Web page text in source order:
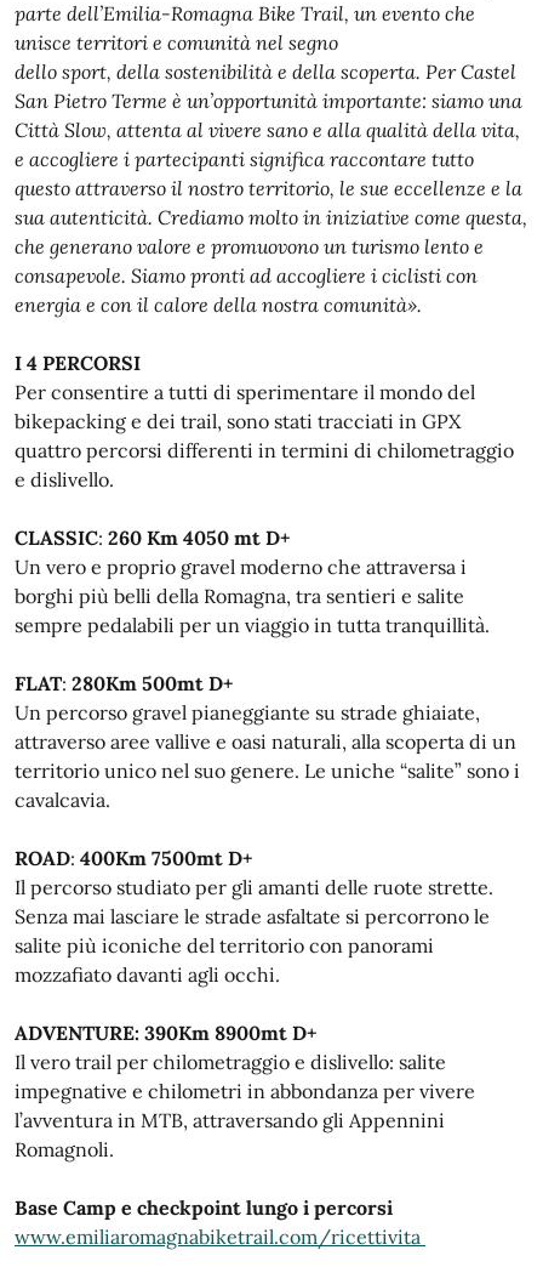
parte dell’Emilia-Romagna Bike Trail, un evento che
unisce territori e comunità nel segno
dello sport, della sostenibilità e della scoperta. Per Castel
San Pietro Terme è un’opportunità importante: siamo una
Città Slow, attenta al vivere sano e alla qualità della vita,
e accogliere i partecipanti significa raccontare tutto
questo attraverso il nostro territorio, le sue eccellenze e la
sua autenticità. Crediamo molto in iniziative come questa,
che generano valore e promuovono un turismo lento e
consapevole. Siamo pronti ad accogliere i ciclisti con
energia e con il calore della nostra comunità».
I 4 PERCORSI
Per consentire a tutti di sperimentare il mondo del
bikepacking e dei trail, sono stati tracciati in GPX
quattro percorsi differenti in termini di chilometraggio
e dislivello.
CLASSIC: 260 Km 4050 mt D+
Un vero e proprio gravel moderno che attraversa i
borghi più belli della Romagna, tra sentieri e salite
sempre pedalabili per un viaggio in tutta tranquillità.
FLAT: 280Km 500mt D+
Un percorso gravel pianeggiante su strade ghiaiate,
attraverso aree vallive e oasi naturali, alla scoperta di un
territorio unico nel suo genere. Le uniche “salite” sono i
cavalcavia.
ROAD: 400Km 7500mt D+
Il percorso studiato per gli amanti delle ruote strette.
Senza mai lasciare le strade asfaltate si percorrono le
salite più iconiche del territorio con panorami
mozzafiato davanti agli occhi.
ADVENTURE: 390Km 8900mt D+
Il vero trail per chilometraggio e dislivello: salite
impegnative e chilometri in abbondanza per vivere
l’avventura in MTB, attraversando gli Appennini
Romagnoli.
Base Camp e checkpoint lungo i percorsi
www.emiliaromagnabiketrail.com/ricettivita